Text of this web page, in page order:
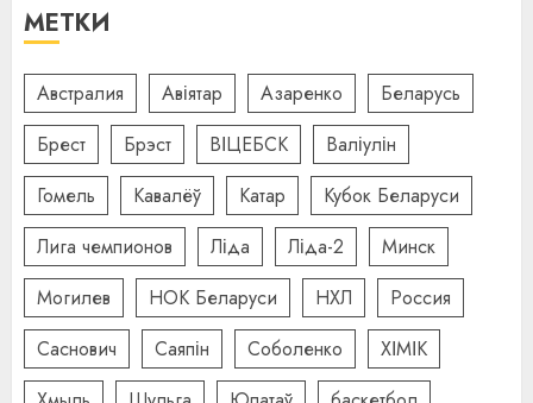
МЕТКИ
Австралия Авіятар Азаренко
Беларусь
Брест
Брэст ВІЦЕБСК
Валіулін
Гомель
Кавалёў Катар
Кубок Беларуси
Лига чемпионов
Ліда Ліда-2
Минск
Могилев
НОК Беларуси НХЛ
Россия
Саснович
Саяпін Соболенко
ХІМІК